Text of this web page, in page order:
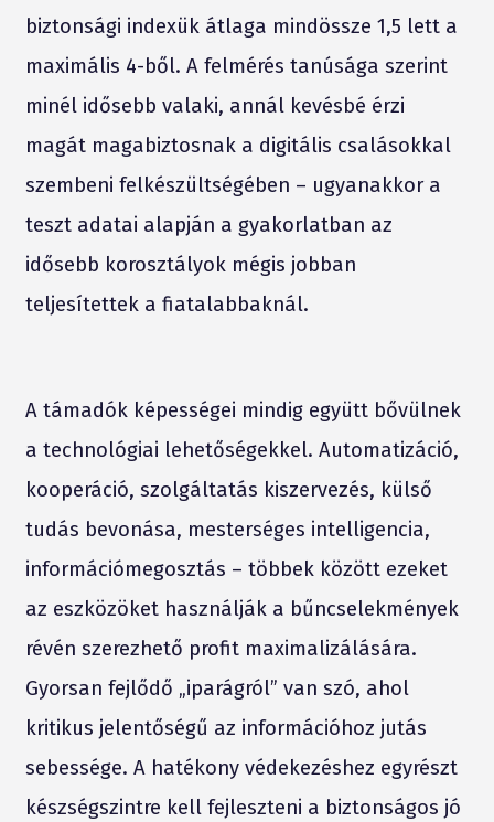
biztonsági indexük átlaga mindössze 1,5 lett a
maximális 4-ből. A felmérés tanúsága szerint
minél idősebb valaki, annál kevésbé érzi
magát magabiztosnak a digitális csalásokkal
szembeni felkészültségében – ugyanakkor a
teszt adatai alapján a gyakorlatban az
idősebb korosztályok mégis jobban
teljesítettek a fiatalabbaknál.
A támadók képességei mindig együtt bővülnek
a technológiai lehetőségekkel. Automatizáció,
kooperáció, szolgáltatás kiszervezés, külső
tudás bevonása, mesterséges intelligencia,
információmegosztás – többek között ezeket
az eszközöket használják a bűncselekmények
révén szerezhető profit maximalizálására.
Gyorsan fejlődő „iparágról” van szó, ahol
kritikus jelentőségű az információhoz jutás
sebessége. A hatékony védekezéshez egyrészt
készségszintre kell fejleszteni a biztonságos jó